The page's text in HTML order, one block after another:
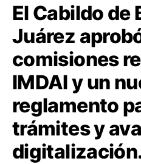
El Cabildo de
Juárez
comisiones
IMDAI y un
reglamento
trámites y